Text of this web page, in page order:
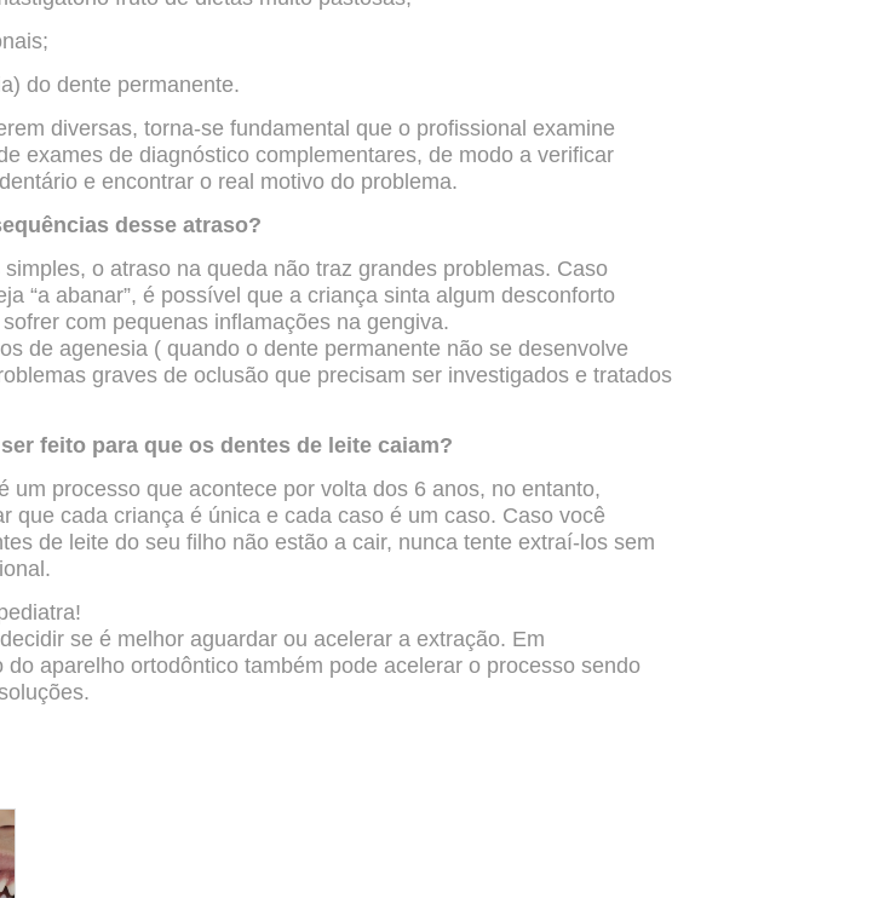
do dente permanente.
diversas, torna-se fundamental que o profissional examine
exames de diagnóstico complementares, de modo a verificar
e encontrar o real motivo do problema.
desse atraso?
o atraso na queda não traz grandes problemas. Caso
“a abanar”, é possível que a criança sinta algum desconforto
com pequenas inflamações na gengiva.
de agenesia ( quando o dente permanente não se desenvolve
graves de oclusão que precisam ser investigados etratados
feito para que os dentes de leite caiam?
um processo que acontece por volta dos 6 anos, no entanto,
que cada criança é única e cada caso é um caso. Caso você
de leite do seu filho não estão a cair, nunca tenteextraí-los sem
se é melhor aguardar ou acelerar a extração. Em
do aparelho ortodôntico também pode acelerar o processo sendo